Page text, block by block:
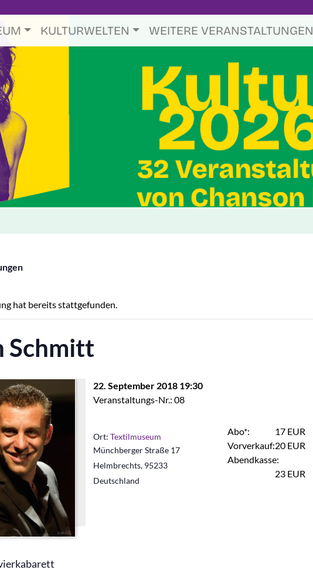
KULTURWELTEN WEITERE VERANSTALTUNGEN
hat bereits stattgefunden.
Schmitt
22. September 2018 19:30
Veranstaltungs-Nr.: 08
Ort: Textilmuseum
Münchberger Straße 17
Helmbrechts, 95233
Deutschland
Abo*:
17 EUR
Vorverkauf:20 EUR
Abendkasse:
23 EUR